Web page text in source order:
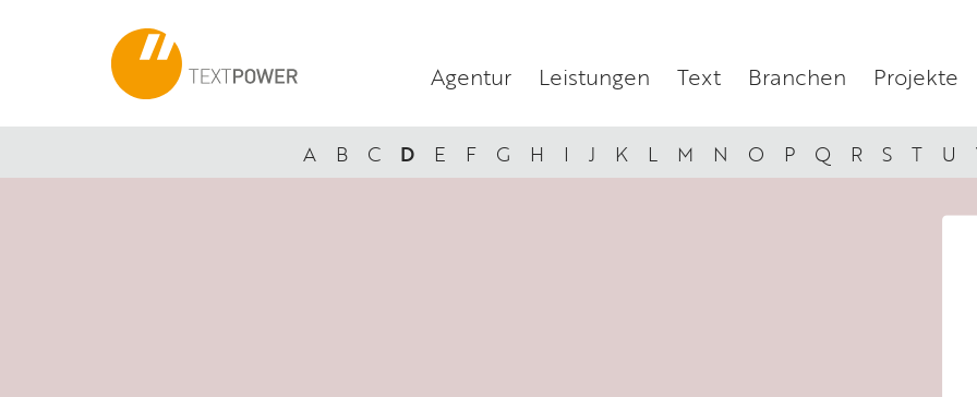
Agentur Leistungen Text Branchen Projekte
A B C D E F G H I J K L M N O P Q R S T U